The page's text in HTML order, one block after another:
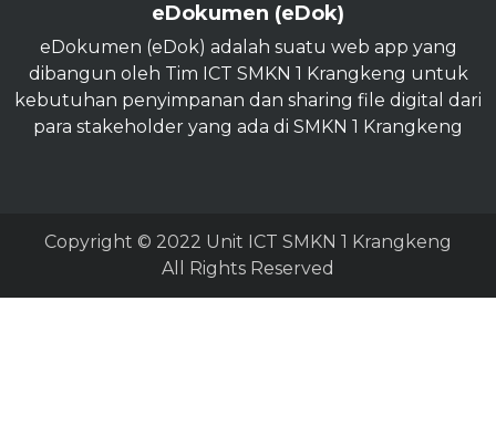
eDokumen (eDok)
eDokumen (eDok) adalah suatu web app yang
dibangun oleh Tim ICT SMKN 1 Krangkeng untuk
kebutuhan penyimpanan dan sharing file digital dari
para stakeholder yang ada di SMKN 1 Krangkeng
Copyright © 2022 Unit ICT SMKN 1 Krangkeng
All Rights Reserved